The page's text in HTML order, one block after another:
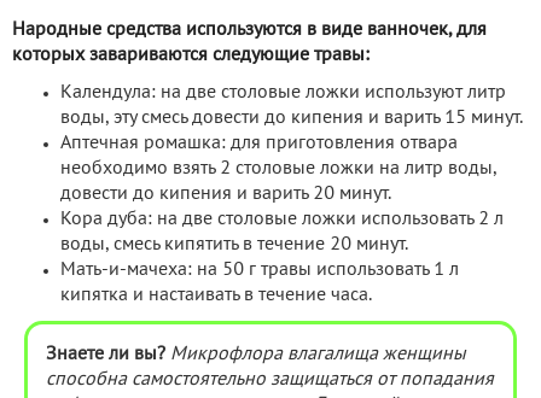
Народные средства используются в виде ванночек, для
которых завариваются следующие травы:
Календула: на две столовые ложки используют литр
воды, эту смесь довести до кипения и варить 15 минут.
Аптечная ромашка: для приготовления отвара
необходимо взять 2 столовые ложки на литр воды,
довести до кипения и варить 20 минут.
Кора дуба: на две столовые ложки использовать 2 л
воды, смесь кипятить в течение 20 минут.
Мать-и-мачеха: на 50 г травы использовать 1 л
кипятка и настаивать в течение часа.
Знаете ли вы? Микрофлора влагалища женщины
способна самостоятельно защищаться от попадания